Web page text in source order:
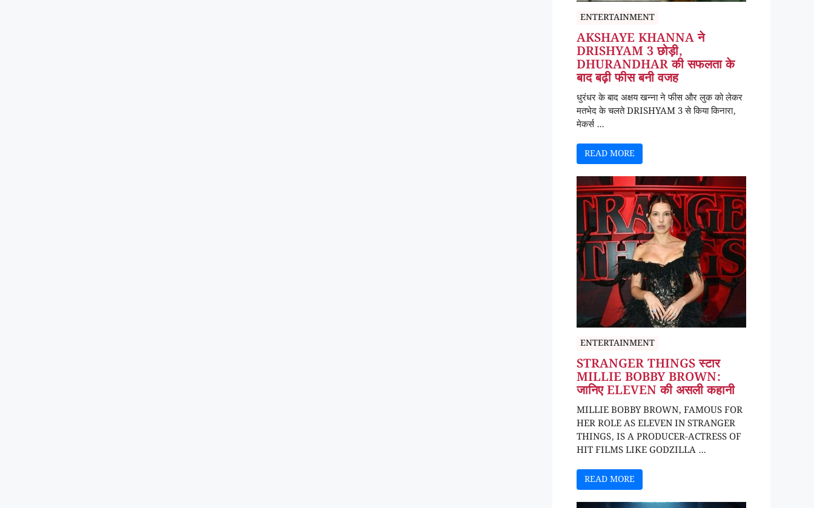
ENTERTAINMENT
AKSHAYE KHANNA ने
DRISHYAM 3 छोड़ी,
DHURANDHAR की सफलता के
बाद बढ़ी फीस बनी वजह
धुरंधर के बाद अक्षय खन्ना ने फीस और लुक को लेकर
मतभेद के चलते DRISHYAM 3 से किया किनारा,
मेकर्स ...
READ MORE
ENTERTAINMENT
STRANGER THINGS स्टार
MILLIE BOBBY BROWN:
जानिए ELEVEN की असली कहानी
MILLIE BOBBY BROWN, FAMOUS FOR
HER ROLE AS ELEVEN IN STRANGER
THINGS, IS A PRODUCER-ACTRESS OF
HIT FILMS LIKE GODZILLA ...
READ MORE